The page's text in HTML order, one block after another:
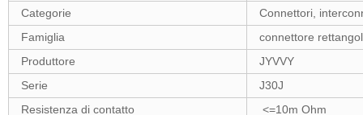
Categorie
Connettori,
Famiglia
connettore
Produttore
JYVVY
Serie
J30J
Resistenza di contatto
<=10m Ohm